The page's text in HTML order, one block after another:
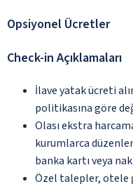
Opsiyonel Ücretler
Check-in Açıklamaları
İlave yatak ücreti
politikasına göre
Olası ekstra
kurumlarca
banka kartı veya
Özel talepler, otele